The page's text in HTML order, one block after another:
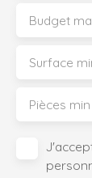
Budget
Surface
Pièces min